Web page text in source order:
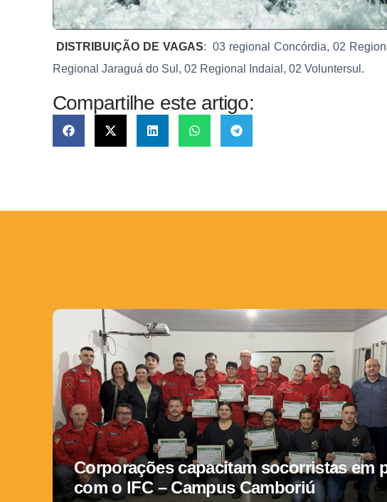
DISTRIBUIÇÃO DE VAGAS: 03 regional Concórdia, 02
Regional Jaraguá do Sul, 02 Regional Indaial, 02 Voluntersul.
Compartilhe este artigo:
Corporações capacitam socorristas em
com o IFC – Campus Camboriú